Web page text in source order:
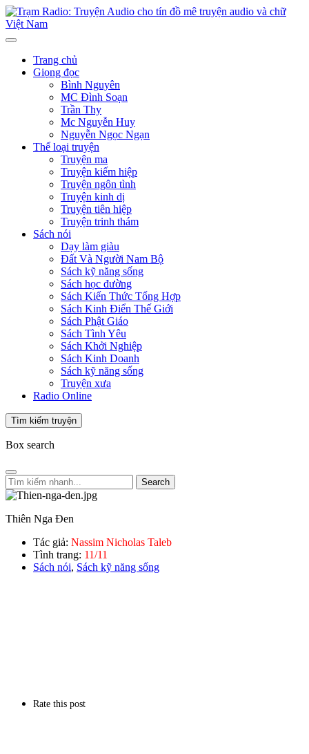
Trang chủ
Giọng đọc
Bình Nguyên
MC Đình Soạn
Trần Thy
Mc Nguyễn Huy
Nguyễn Ngọc Ngạn
Thể loại truyện
Truyện ma
Truyện kiếm hiệp
Truyện ngôn tình
Truyện kinh dị
Truyện tiên hiệp
Truyện trinh thám
Sách nói
Dạy làm giàu
Đất Và Người Nam Bộ
Sách kỹ năng sống
Sách học đường
Sách Kiến Thức Tổng Hợp
Sách Kinh Điển Thế Giới
Sách Phật Giáo
Sách Tình Yêu
Sách Khởi Nghiệp
Sách Kinh Doanh
Sách kỹ năng sống
Truyện xưa
Radio Online
Tìm kiếm truyện
Box search
Search
Thiên Nga Đen
Tác giả: Nassim Nicholas Taleb
Tình trang: 11/11
Sách nói, Sách kỹ năng sống
Rate this post